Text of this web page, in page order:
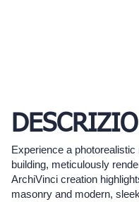
Experience a
building, meticulously
ArchiVinci creation
masonry and modern,